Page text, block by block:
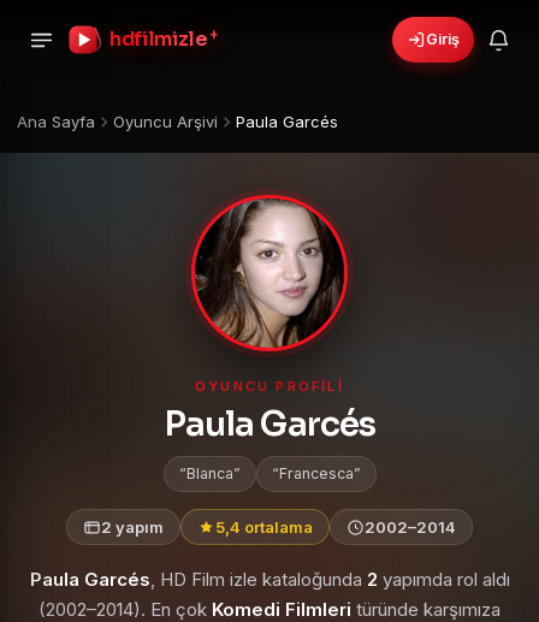
hdfilmizle + Giriş
Ana Sayfa Oyuncu Arşivi Paula Garcés
OYUNCU PROFILI
Paula Garcés
Blanca Francesca
2 yapım 5,4 ortalama 2002–2014
Paula Garcés, HD Film izle kataloğunda 2 yapımda rol aldı
(2002–2014). En çok Komedi Filmleri türünde karşımıza